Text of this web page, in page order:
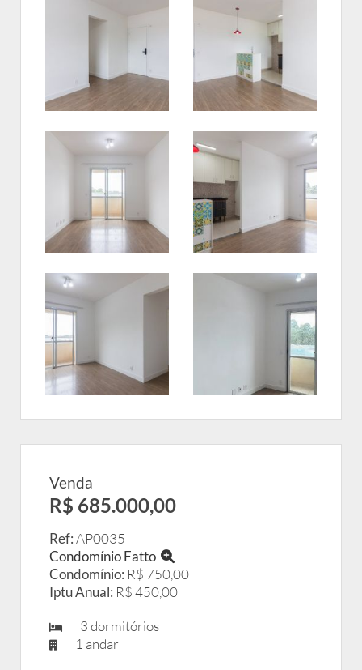
Venda
R$ 685.000,00
Ref:AP0035
Condomínio Fatto
Condomínio: R$ 750,00
Iptu Anual: R$ 450,00
3 dormitórios
1 andar